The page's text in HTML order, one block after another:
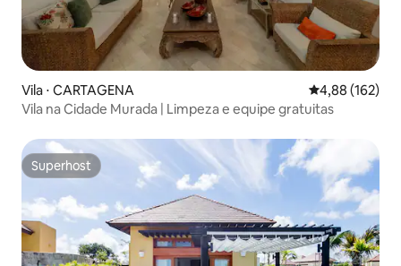
Vila ⋅ CARTAGENA 4,88 de uma
4,88 (162)
Vila na Cidade Murada | Limpeza e equipe gratuitas
Superhost
Superhost